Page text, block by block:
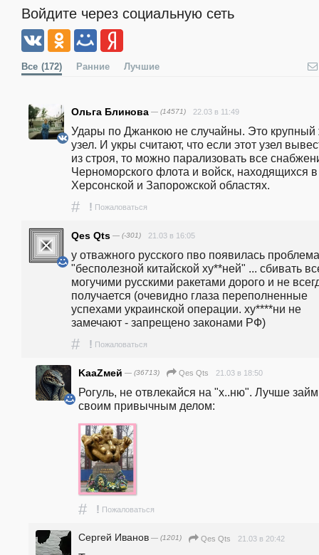
Войдите через социальную сеть
Все (172) Ранние Лучшие
Ольга Блинова — (14571) 22.03 в 11:49
Удары по Джанкою не случайны. Это крупный
узел. И укры считают, что если этот узел
из строя, то можно парализовать все
Черноморского флота и войск, находящихся в
Херсонской и Запорожской областях.
# ! Пожаловаться
Qes Qts — (-301) 21.03 в 16:05
у отважного русского пво появилась
"бесполезной китайской ху**ней" ... сбивать
могучими русскими ракетами дорого и не
получается (очевидно глаза переполненные
успехами украинской операции. ху****ни не
замечают - запрещено законами РФ)
# ! Пожаловаться
KaaZмей — (36713) Qes Qts 21.03 в 18:50
Рогуль, не отвлекайся на "х..ню". Лучше
своим привычным делом:
# ! Пожаловаться
Сергей Иванов — (1201) Qes Qts 21.03 в 20:42